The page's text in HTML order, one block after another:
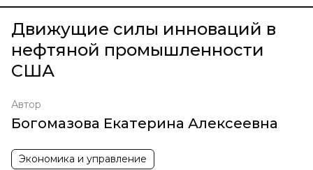
Движущие силы инноваций в
нефтяной промышленности
США
Автор
Богомазова Екатерина Алексеевна
Экономика и управление